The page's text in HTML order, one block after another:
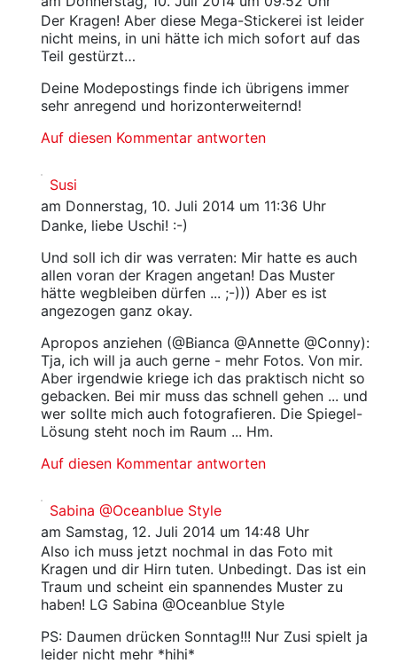
Der Kragen! Aber diese Mega-Stickerei ist leider
nicht meins, in uni hätte ich mich sofort auf das
Teil gestürzt…
Deine Modepostings finde ich übrigens immer
sehr anregend und horizonterweiternd!
Auf diesen Kommentar antworten
Susi
am Donnerstag, 10. Juli 2014 um 11:36 Uhr
Danke, liebe Uschi! :-)
Und soll ich dir was verraten: Mir hatte es auch
allen voran der Kragen angetan! Das Muster
hätte wegbleiben dürfen ... ;-))) Aber es ist
angezogen ganz okay.
Apropos anziehen (@Bianca @Annette @Conny):
Tja, ich will ja auch gerne - mehr Fotos. Von mir.
Aber irgendwie kriege ich das praktisch nicht so
gebacken. Bei mir muss das schnell gehen ... und
wer sollte mich auch fotografieren. Die Spiegel-
Lösung steht noch im Raum ... Hm.
Auf diesen Kommentar antworten
Sabina @Oceanblue Style
am Samstag, 12. Juli 2014 um 14:48 Uhr
Also ich muss jetzt nochmal in das Foto mit
Kragen und dir Hirn tuten. Unbedingt. Das ist ein
Traum und scheint ein spannendes Muster zu
haben! LG Sabina @Oceanblue Style
PS: Daumen drücken Sonntag!!! Nur Zusi spielt ja
leider nicht mehr *hihi*